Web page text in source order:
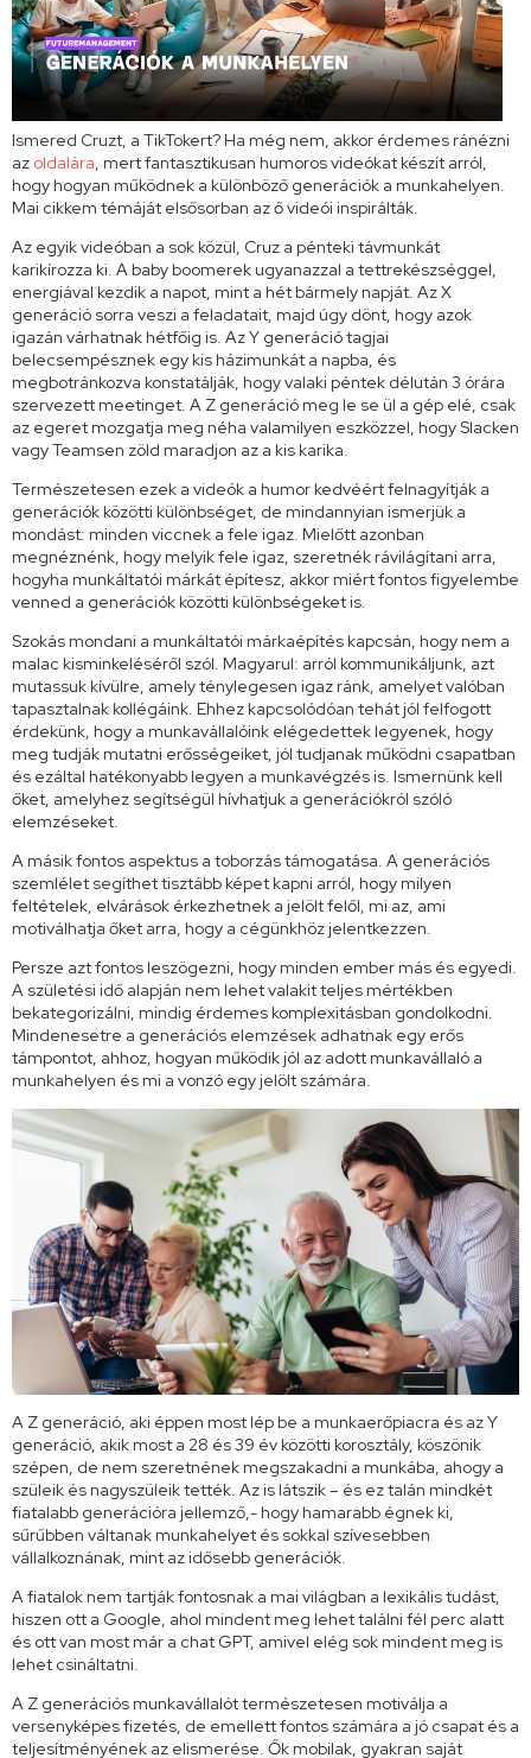
Ismered Cruzt, a TikTokert? Ha még nem, akkor érdemes ránézni
az oldalára, mert fantasztikusan humoros videókat készít arról,
hogy hogyan működnek a különböző generációk a munkahelyen.
Mai cikkem témáját elsősorban az ő videói inspirálták.
Az egyik videóban a sok közül, Cruz a pénteki távmunkát
karikírozza ki. A baby boomerek ugyanazzal a tettrekészséggel,
energiával kezdik a napot, mint a hét bármely napját. Az X
generáció sorra veszi a feladatait, majd úgy dönt, hogy azok
igazán várhatnak hétfőig is. Az Y generáció tagjai
belecsempésznek egy kis házimunkát a napba, és
megbotránkozva konstatálják, hogy valaki péntek délután 3 órára
szervezett meetinget. A Z generáció meg le se ül a gép elé, csak
az egeret mozgatja meg néha valamilyen eszközzel, hogy Slacken
vagy Teamsen zöld maradjon az a kis karika.
Természetesen ezek a videók a humor kedvéért felnagyítják a
generációk közötti különbséget, de mindannyian ismerjük a
mondást: minden viccnek a fele igaz. Mielőtt azonban
megnéznénk, hogy melyik fele igaz, szeretnék rávilágítani arra,
hogyha munkáltatói márkát építesz, akkor miért fontos figyelembe
venned a generációk közötti különbségeket is.
Szokás mondani a munkáltatói márkaépítés kapcsán, hogy nem a
malac kisminkeléséről szól. Magyarul: arról kommunikáljunk, azt
mutassuk kívülre, amely ténylegesen igaz ránk, amelyet valóban
tapasztalnak kollégáink. Ehhez kapcsolódóan tehát jól felfogott
érdekünk, hogy a munkavállalóink elégedettek legyenek, hogy
meg tudják mutatni erősségeiket, jól tudjanak működni csapatban
és ezáltal hatékonyabb legyen a munkavégzés is. Ismernünk kell
őket, amelyhez segítségül hívhatjuk a generációkról szóló
elemzéseket.
A másik fontos aspektus a toborzás támogatása. A generációs
szemlélet segíthet tisztább képet kapni arról, hogy milyen
feltételek, elvárások érkezhetnek a jelölt felől, mi az, ami
motiválhatja őket arra, hogy a cégünkhöz jelentkezzen.
Persze azt fontos leszögezni, hogy minden ember más és egyedi.
A születési idő alapján nem lehet valakit teljes mértékben
bekategorizálni, mindig érdemes komplexitásban gondolkodni.
Mindenesetre a generációs elemzések adhatnak egy erős
támpontot, ahhoz, hogyan működik jól az adott munkavállaló a
munkahelyen és mi a vonzó egy jelölt számára.
A Z generáció, aki éppen most lép be a munkaerőpiacra és az Y
generáció, akik most a 28 és 39 év közötti korosztály, köszönik
szépen, de nem szeretnének megszakadni a munkába, ahogy a
szüleik és nagyszüleik tették. Az is látszik – és ez talán mindkét
fiatalabb generációra jellemző,- hogy hamarabb égnek ki,
sűrűbben váltanak munkahelyet és sokkal szívesebben
vállalkoznának, mint az idősebb generációk.
A fiatalok nem tartják fontosnak a mai világban a lexikális tudást,
hiszen ott a Google, ahol mindent meg lehet találni fél perc alatt
és ott van most már a chat GPT, amivel elég sok mindent meg is
lehet csináltatni.
A Z generációs munkavállalót természetesen motiválja a
versenyképes fizetés, de emellett fontos számára a jó csapat és a
teljesítményének az elismerése. Ők mobilak, gyakran saját